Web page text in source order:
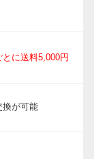
に送料5,000円
換が可能